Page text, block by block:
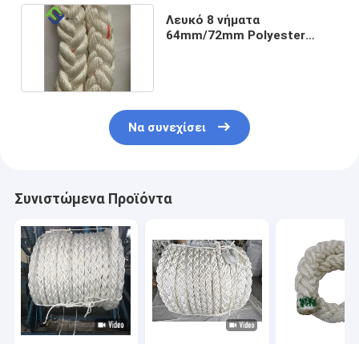
Λευκό 8 νήματα
64mm/72mm Polyester
Να συνεχίσει
Συνιστώμενα Προϊόντα